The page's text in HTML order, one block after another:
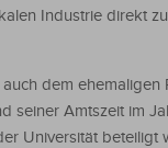
Industrie direkt
dem ehemaligen
seiner Amtszeit im
Universität beteiligt